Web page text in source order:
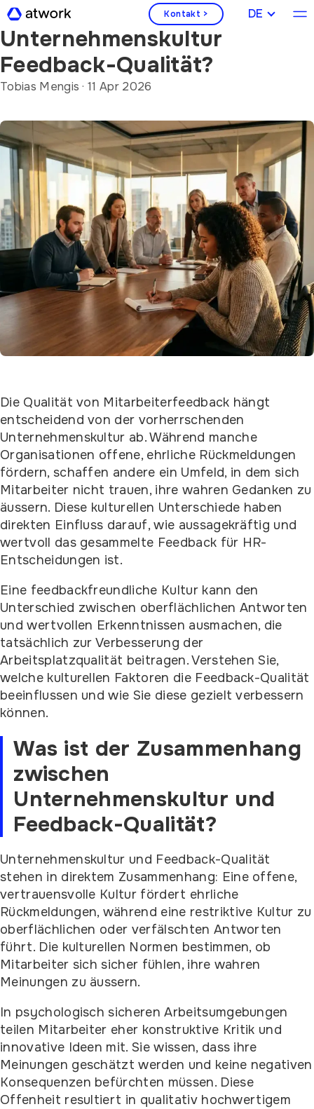
DEUTSCH
Kontakt >
Wie beeinflusst die
Unternehmenskultur
Feedback-Qualität?
Tobias Mengis ·11 Apr 2026
Die Qualität von Mitarbeiterfeedback hängt
entscheidend von der vorherrschenden
Unternehmenskultur ab. Während manche
Organisationen offene, ehrliche Rückmeldungen
fördern, schaffen andere ein Umfeld, in dem sich
Mitarbeiter nicht trauen, ihre wahren Gedanken zu
äussern. Diese kulturellen Unterschiede haben
direkten Einfluss darauf, wie aussagekräftig und
wertvoll das gesammelte Feedback für HR-
Entscheidungen ist.
Eine feedbackfreundliche Kultur kann den
Unterschied zwischen oberflächlichen Antworten
und wertvollen Erkenntnissen ausmachen, die
tatsächlich zur Verbesserung der
Arbeitsplatzqualität beitragen. Verstehen Sie,
welche kulturellen Faktoren die Feedback-Qualität
beeinflussen und wie Sie diese gezielt verbessern
können.
Was ist der Zusammenhang
zwischen
Unternehmenskultur und
Feedback-Qualität?
Unternehmenskultur und Feedback-Qualität
stehen in direktem Zusammenhang: Eine offene,
vertrauensvolle Kultur fördert ehrliche
Rückmeldungen, während eine restriktive Kultur zu
oberflächlichen oder verfälschten Antworten
führt. Die kulturellen Normen bestimmen, ob
Mitarbeiter sich sicher fühlen, ihre wahren
Meinungen zu äussern.
In psychologisch sicheren Arbeitsumgebungen
teilen Mitarbeiter eher konstruktive Kritik und
innovative Ideen mit. Sie wissen, dass ihre
Meinungen geschätzt werden und keine negativen
Konsequenzen befürchten müssen. Diese
Offenheit resultiert in qualitativ hochwertigem